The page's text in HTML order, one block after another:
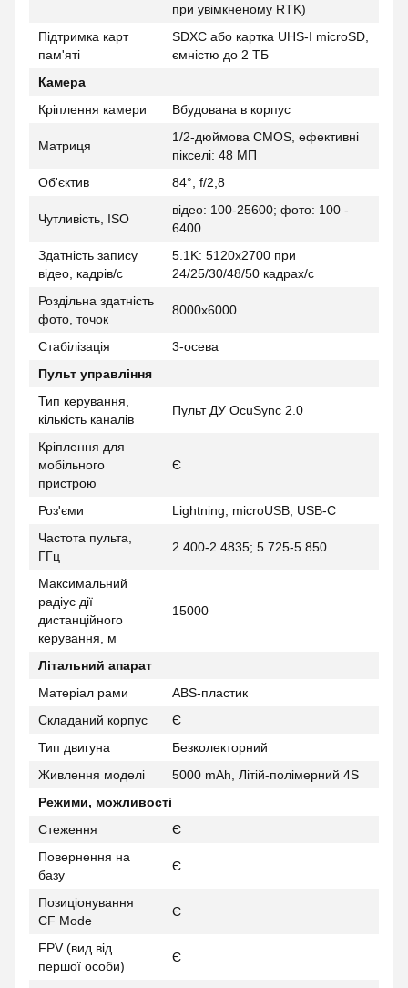
при увімкненому RTK)
Підтримка карт
пам'яті
SDXC або картка UHS-I microSD,
ємністю до 2 ТБ
Камера
Кріплення камери
Вбудована в корпус
Матриця
1/2-дюймова CMOS, ефективні
пікселі: 48 МП
Об'єктив
84°, f/2,8
Чутливість, ISO
відео: 100-25600; фото: 100 -
6400
Здатність запису
відео, кадрів/с
5.1K: 5120x2700 при
24/25/30/48/50 кадрах/c
Роздільна здатність
фото, точок
8000x6000
Стабілізація
3-осева
Пульт управління
Тип керування,
кількість каналів
Пульт ДУ OcuSync 2.0
Кріплення для
мобільного
пристрою
Є
Роз'єми
Lightning, microUSB, USB-C
Частота пульта,
ГГц
2.400-2.4835; 5.725-5.850
Максимальний
радіус дії
дистанційного
керування, м
15000
Літальний апарат
Матеріал рами
ABS-пластик
Складаний корпус
Є
Тип двигуна
Безколекторний
Живлення моделі
5000 mAh, Літій-полімерний 4S
Режими, можливості
Стеження
Є
Повернення на
базу
Є
Позиціонування
CF Mode
Є
FPV (вид від
першої особи)
Є